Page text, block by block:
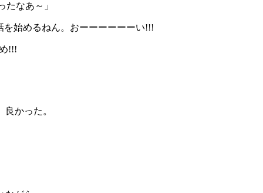
なあ～」
始めるねん。おーーーーーーい!!!
!!!
かった。